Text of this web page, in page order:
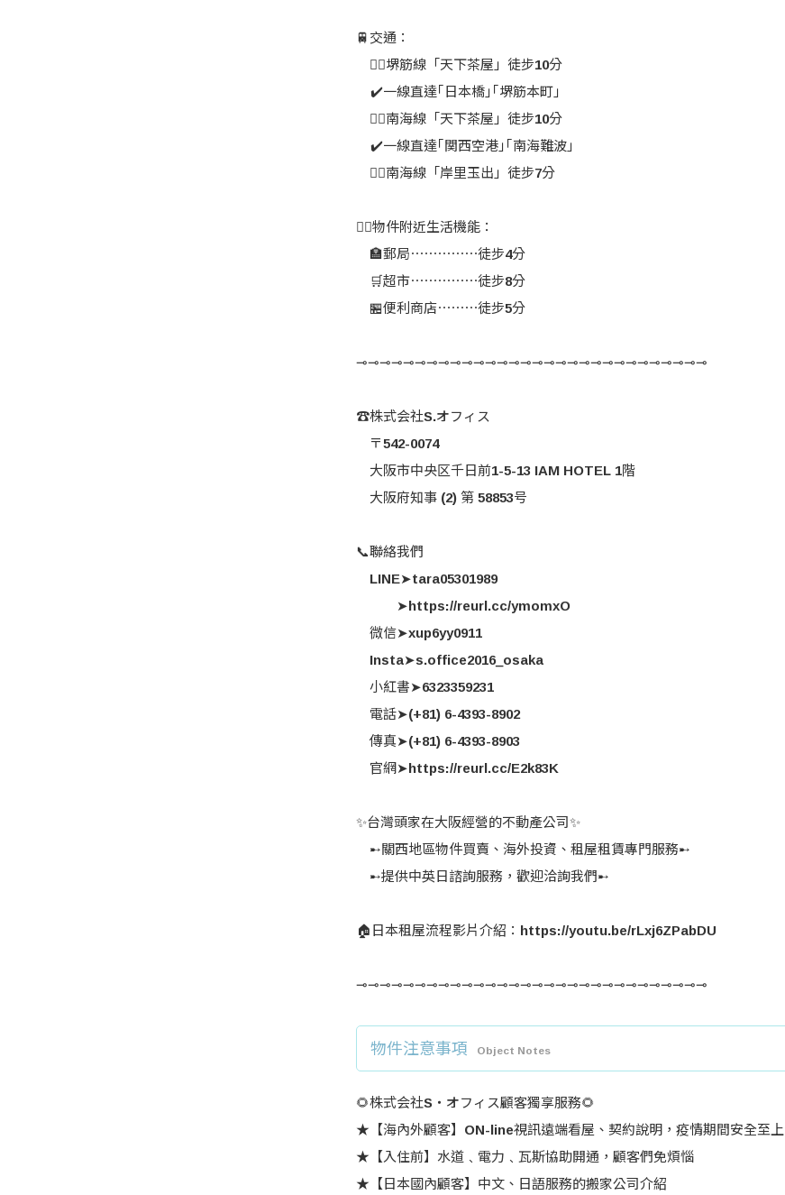
🚆交通：
👉🏻堺筋線「天下茶屋」徒步10分
​ ​ ​ ​ ✔️一線直達｢日本橋｣｢堺筋本町｣
👉🏻南海線「天下茶屋」徒步10分
​ ​ ​ ​ ✔️一線直達｢関西空港｣｢南海難波｣
👉🏻南海線「岸里玉出」徒步7分
🚶‍♀️物件附近生活機能：
🏣郵局⋯⋯⋯⋯⋯徒步4分
🛒超市⋯⋯⋯⋯⋯徒步8分
🏪便利商店⋯⋯⋯徒步5分
⊸⊸⊸⊸⊸⊸⊸⊸⊸⊸⊸⊸⊸⊸⊸⊸⊸⊸⊸⊸⊸⊸⊸⊸⊸⊸⊸⊸⊸⊸
☎️株式会社S.オフィス
〒542-0074
大阪市中央区千日前1-5-13 IAM HOTEL 1階 ​
大阪府知事 (2) 第 58853号
📞聯絡我們
LINE➤tara05301989
➤https://reurl.cc/ymomxO
微信➤xup6yy0911
Insta➤s.office2016_osaka
小紅書➤6323359231
電話➤(+81) 6-4393-8902
傳真➤(+81) 6-4393-8903
官網➤https://reurl.cc/E2k83K
✨台灣頭家在大阪經營的不動產公司✨
➸關西地區物件買賣、海外投資、租屋租賃專門服務➸
➸提供中英日諮詢服務，歡迎洽詢我們➸
🏠日本租屋流程影片介紹：https://youtu.be/rLxj6ZPabDU
⊸⊸⊸⊸⊸⊸⊸⊸⊸⊸⊸⊸⊸⊸⊸⊸⊸⊸⊸⊸⊸⊸⊸⊸⊸⊸⊸⊸⊸⊸
物件注意事項 Object Notes
🌻株式会社S・オフィス顧客獨享服務​🌻
★【海內外顧客】ON-line視訊遠端看屋、契約說明，疫情期間安全至上​
★【入住前】水道﹑電力﹑瓦斯協助開通，顧客們免煩惱​
★【日本國內顧客】中文、日語服務的搬家公司介紹​